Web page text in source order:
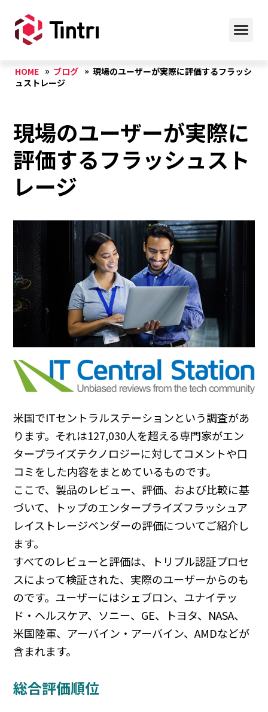
HOME ブログ
現場のユーザーが実際に評価するフラッシ
ュストレージ
現場のユーザーが実際に
評価するフラッシュスト
レージ
米国でITセントラルステーションという調査があ
ります。それは127,030人を超える専門家がエン
タープライズテクノロジーに対してコメントや口
コミをした内容をまとめているものです。
ここで、製品のレビュー、評価、および比較に基
づいて、トップのエンタープライズフラッシュア
レイストレージベンダーの評価についてご紹介し
ます。
すべてのレビューと評価は、トリプル認証プロセ
スによって検証された、実際のユーザーからのも
のです。ユーザーにはシェブロン、ユナイテッ
ド・ヘルスケア、ソニー、GE、トヨタ、NASA、
米国陸軍、アーバイン・アーバイン、AMDなどが
含まれます。
総合評価順位